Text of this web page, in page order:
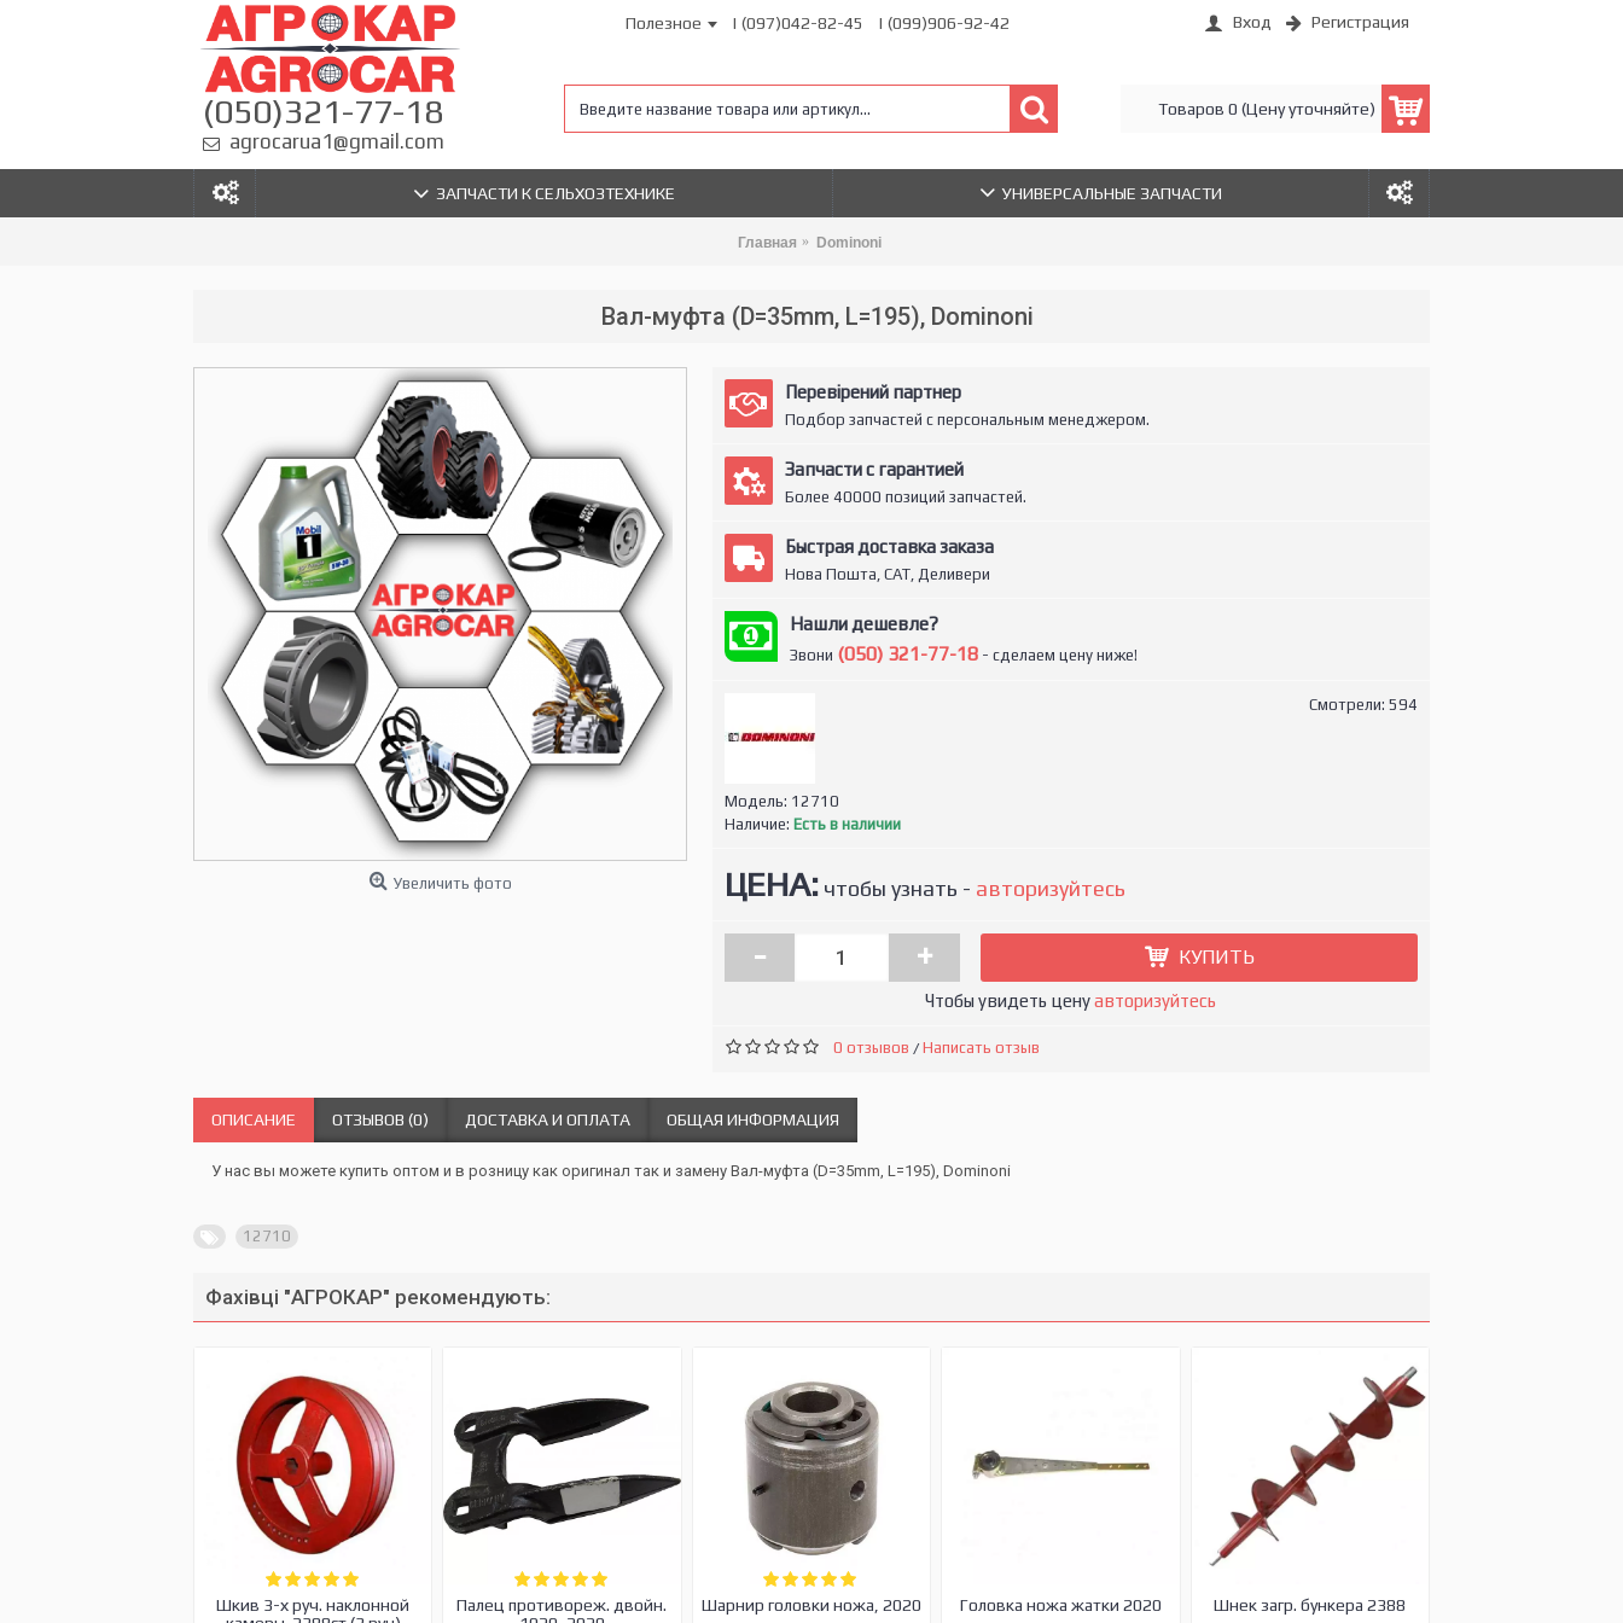
(050)321-77-18
agrocarua1@gmail.com
Полезное | (097)042-82-45 | (099)906-92-42 Вход Регистрация
Товаров 0 (Цену уточняйте)
ЗАПЧАСТИ К СЕЛЬХОЗТЕХНИКЕ УНИВЕРСАЛЬНЫЕ ЗАПЧАСТИ
Главная Dominoni
Вал-муфта (D=35mm, L=195), Dominoni
Увеличить фото
Перевірений партнер
Подбор запчастей с персональным менеджером.
Запчасти с гарантией
Более 40000 позиций запчастей.
Быстрая доставка заказа
Нова Пошта, САТ, Деливери
Нашли дешевле?
Звони (050) 321-77-18- сделаем цену ниже!
Смотрели: 594
Модель: 12710
Наличие: Есть в наличии
ЦЕНА:чтобы узнать - авторизуйтесь
- + КУПИТЬ
Чтобы увидеть ценуавторизуйтесь
0 отзывов /Написать отзыв
ОПИСАНИЕ ОТЗЫВОВ (0) ДОСТАВКА И ОПЛАТА ОБЩАЯ ИНФОРМАЦИЯ
У нас вы можете купить оптом и в розницу как оригинал так и замену Вал-муфта (D=35mm, L=195), Dominoni
12710
Фахівці "АГРОКАР" рекомендують:
Шкив 3-х руч. наклонной
Палец противореж. двойн.
Шарнир головки ножа, 2020 Головка ножа жатки 2020 Шнек загр. бункера 2388